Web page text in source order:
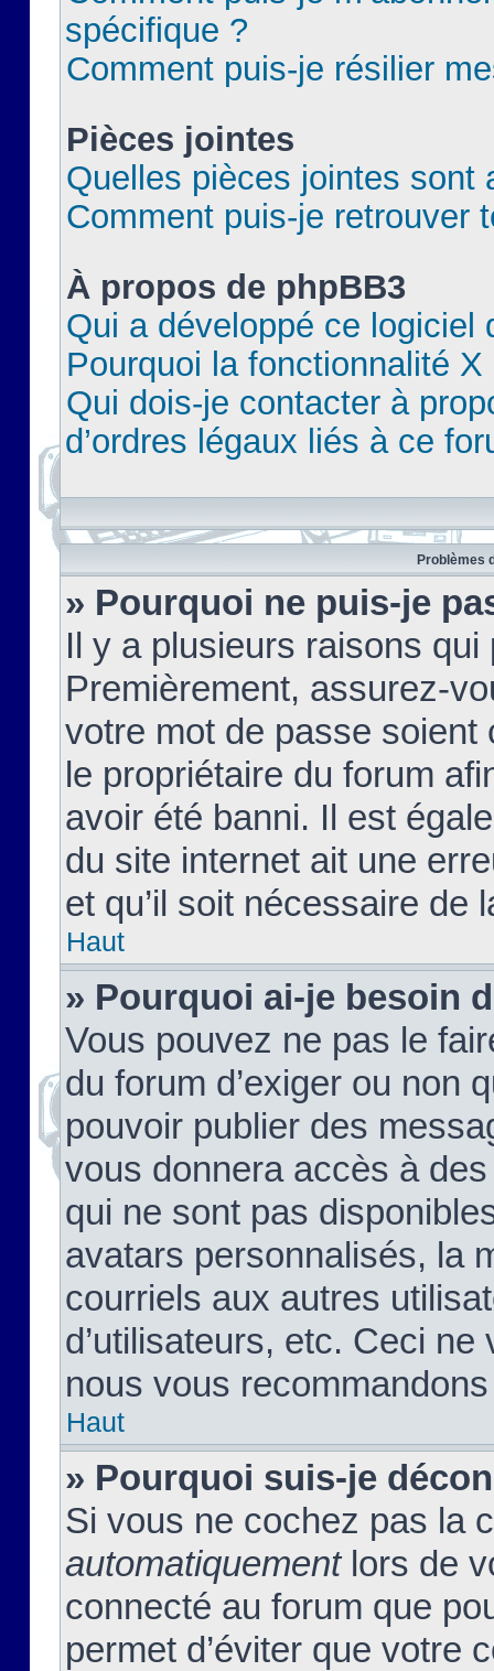
spécifique ?
Comment puis-je résilier
Pièces jointes
Quelles pièces jointes sont
Comment puis-je retrouver
À propos de phpBB3
Qui a développé ce logiciel
Pourquoi la fonctionnalité X
Qui dois-je contacter à
d’ordres légaux liés à ce
Problèmes
» Pourquoi ne puis-je
Il y a plusieurs raisons
Premièrement, assurez-
votre mot de passe soient
le propriétaire du forum
avoir été banni. Il est
du site internet ait une
et qu’il soit nécessaire de
Haut
» Pourquoi ai-je besoin
Vous pouvez ne pas le
du forum d’exiger ou non
pouvoir publier des
vous donnera accès à
qui ne sont pas
avatars personnalisés, la
courriels aux autres
d’utilisateurs, etc. Ceci
nous vous
Haut
» Pourquoi suis-je
Si vous ne cochez pas la
automatiquementlors de
connecté au forum que
permet d’éviter que votre